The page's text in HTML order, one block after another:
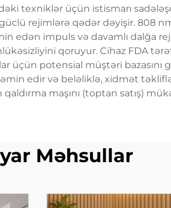
texniklər üçün istismarı
rejimlərə qədər dəyişir. 808
edən impuls və davamlı dalğa
qoruyur. Cihaz FDA
üçün potensial müştəri
edir və beləliklə, xidmət
maşını (toptan satış)
Məhsullar